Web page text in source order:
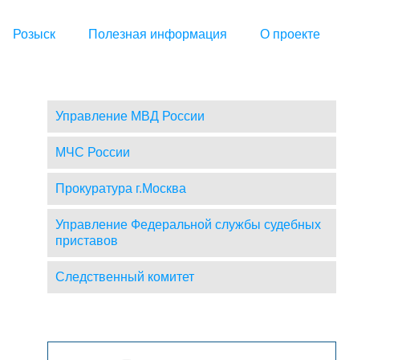
Розыск Полезная информация О проекте
Управление МВД России
МЧС России
Прокуратура г.Москва
Управление Федеральной службы судебных
приставов
Следственный комитет